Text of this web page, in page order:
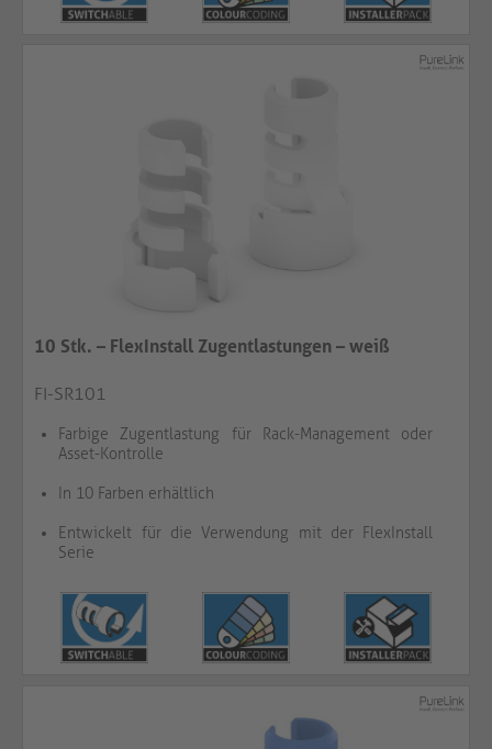
10 Stk. – FlexInstall Zugentlastungen – weiß
FI-SR101
Farbige Zugentlastung für Rack-Management oder
Asset-Kontrolle
In 10 Farben erhältlich
Entwickelt für die Verwendung mit der FlexInstall
Serie